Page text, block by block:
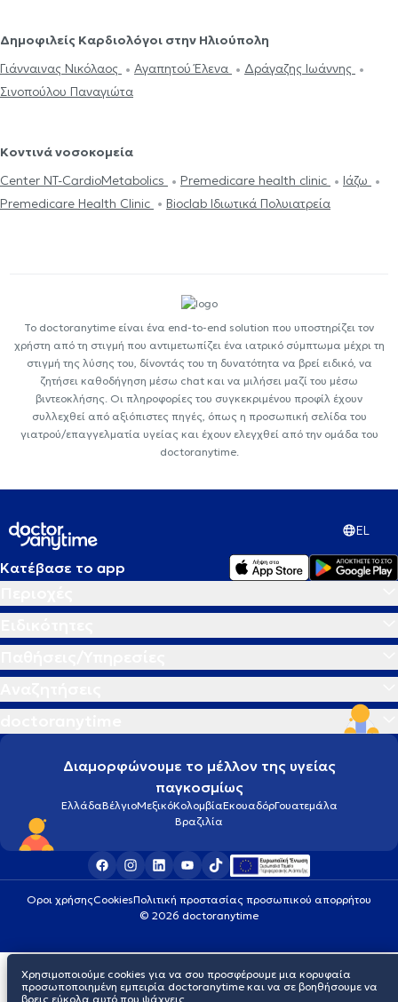
Δημοφιλείς Καρδιολόγοι στην Ηλιούπολη
Γιάνναινας Νικόλαος
Αγαπητού Έλενα
Δράγαζης Ιωάννης
Σινοπούλου Παναγιώτα
Κοντινά νοσοκομεία
Center NT-CardioMetabolics
Premedicare health clinic
Ιάζω
Premedicare Health Clinic
Bioclab Ιδιωτικά Πολυιατρεία
Το doctoranytime είναι ένα end-to-end solution που υποστηρίζει τον
χρήστη από τη στιγμή που αντιμετωπίζει ένα ιατρικό σύμπτωμα μέχρι τη
στιγμή της λύσης του, δίνοντάς του τη δυνατότητα να βρεί ειδικό, να
ζητήσει καθοδήγηση μέσω chat και να μιλήσει μαζί του μέσω
βιντεοκλήσης. Οι πληροφορίες του συγκεκριμένου προφίλ έχουν
συλλεχθεί από αξιόπιστες πηγές, όπως η προσωπική σελίδα του
γιατρού/επαγγελματία υγείας και έχουν ελεγχθεί από την ομάδα του
doctoranytime.
EL
Κατέβασε το app
Διαμορφώνουμε το μέλλον της υγείας
παγκοσμίως
ΕλλάδαΒέλγιοΜεξικόΚολομβίαΕκουαδόρΓουατεμάλα
Βραζιλία
Οροι χρήσηςCookiesΠολιτική προστασίας προσωπικού απορρήτου
© 2026 doctoranytime
Χρησιμοποιούμε cookies για να σου προσφέρουμε μια κορυφαία
προσωποποιημένη εμπειρία doctoranytime και να σε βοηθήσουμε να
βρεις εύκολα αυτό που ψάχνεις.